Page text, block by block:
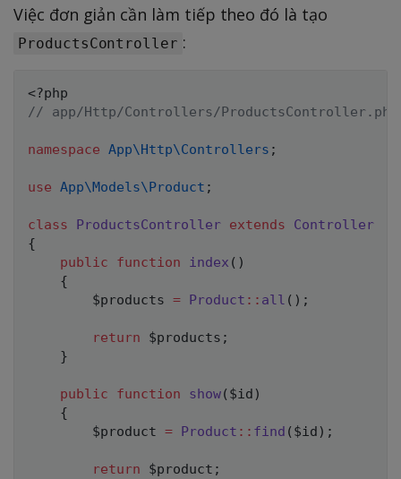
Việc đơn giản cần làm tiếp theo đó là tạo
ProductsController :
<?php
// app/Http/Controllers/ProductsController.php
namespace App\Http\Controllers ;
use App\Models\Product ;
class ProductsController extends
Controller
{
public
function index ( )
{
$products = Product :: all ( ) ;
return $products ;
}
public function show( $id )
{
$product = Product :: find ( $id ) ;
return $product ;